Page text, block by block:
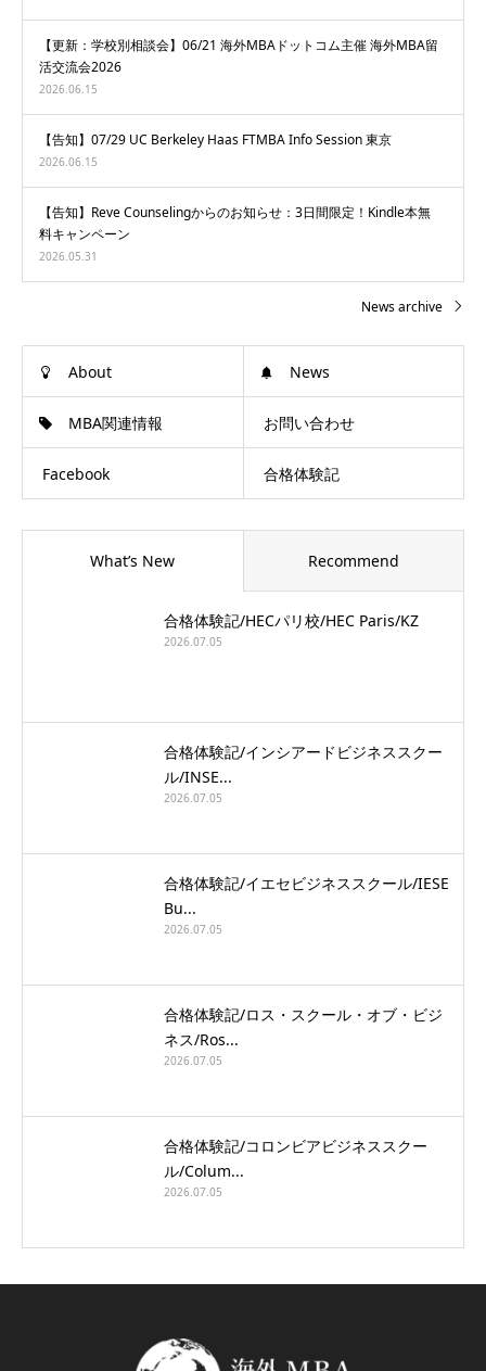
【更新：学校別相談会】06/21 海外MBAドットコム主催 海外MBA留
活交流会2026
2026.06.15
【告知】07/29 UC Berkeley Haas FTMBA Info Session 東京
2026.06.15
【告知】Reve Counselingからのお知らせ：3日間限定！Kindle本無
料キャンペーン
2026.05.31
News archive
About News
MBA関連情報 お問い合わせ
Facebook 合格体験記
What’s New Recommend
合格体験記/HECパリ校/HEC Paris/KZ
2026.07.05
合格体験記/インシアードビジネススクー
ル/INSE...
2026.07.05
合格体験記/イエセビジネススクール/IESE
Bu...
2026.07.05
合格体験記/ロス・スクール・オブ・ビジ
ネス/Ros...
2026.07.05
合格体験記/コロンビアビジネススクー
ル/Colum...
2026.07.05